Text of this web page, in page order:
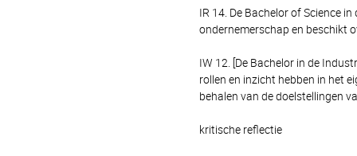
IR 14. De Bachelor of Science
ondernemerschap en beschikt
IW 12. [De Bachelor in de
rollen en inzicht hebben in het
behalen van de doelstellingen
kritische reflectie